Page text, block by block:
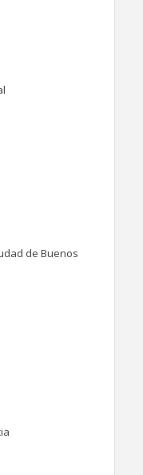
de Buenos